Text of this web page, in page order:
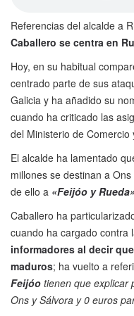
Referencias del alcalde a
Caballero se centra en
Hoy, en su habitual
centrado parte de sus
Galicia y ha añadido su
cuando ha criticado las
del Ministerio de
El alcalde ha lamentado
millones se destinan a
de ello a «Feijóo y Rueda»
Caballero ha
cuando ha cargado contra
informadores al decir
maduros; ha vuelto a
Feijóo tienen que explicar
Ons y Sálvora y 0 euros